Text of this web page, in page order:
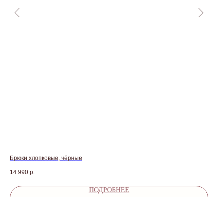
Брюки хлопковые, чёрные
14 990 р.
ПОДРОБНЕЕ